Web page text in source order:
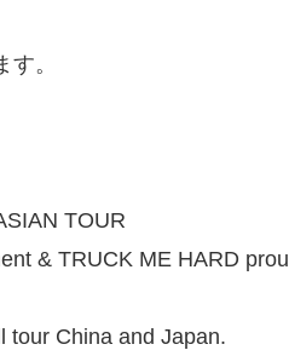
。
TOUR
& TRUCK ME HARD
tour China and Japan.